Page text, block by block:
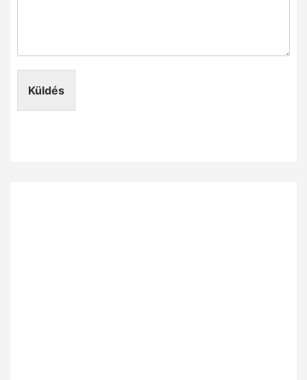
Küldés